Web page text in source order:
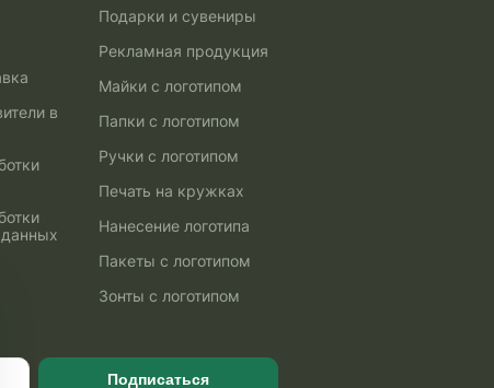
в
Подарки и сувениры
Рекламная продукция
Майки с логотипом
Папки с логотипом
Ручки с логотипом
Печать на кружках
Нанесение логотипа
Пакеты с логотипом
Зонты с логотипом
Подписаться